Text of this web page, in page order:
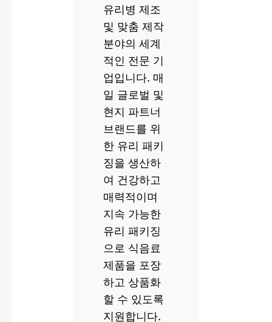
유리병 제조
및 맞춤 제작
분야의 세계
적인 전문 기
업입니다. 매
일 글로벌 및
현지 파트너
브랜드를 위
한 유리 패키
징을 생산하
여 건강하고
매력적이며
지속 가능한
유리 패키징
으로 식음료
제품을 포장
하고 상품화
할 수 있도록
지원합니다.